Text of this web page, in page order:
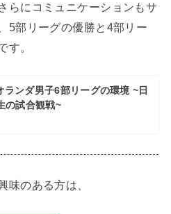
らにコミュニケーションもサ
5部リーグの優勝と4部リー
す。
ランダ男子6部リーグの環境 ~日
の試合観戦~
味のある方は、